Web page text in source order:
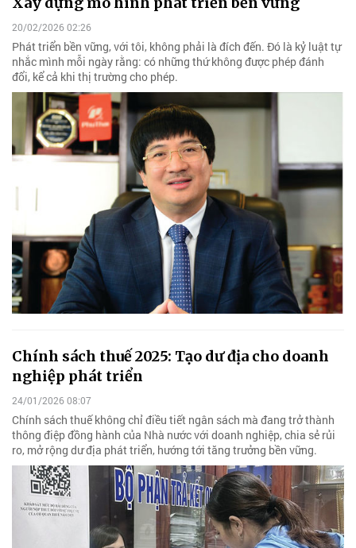
20/02/2026 02:26
Phát triển bền vững, với tôi, không phải là đích đến. Đó là kỷ luật tự
nhắc mình mỗi ngày rằng: có những thứ không được phép đánh
đổi, kể cả khi thị trường cho phép.
Chính sách thuế 2025: Tạo dư địa cho doanh
nghiệp phát triển
24/01/2026 08:07
Chính sách thuế không chỉ điều tiết ngân sách mà đang trở thành
thông điệp đồng hành của Nhà nước với doanh nghiệp, chia sẻ rủi
ro, mở rộng dư địa phát triển, hướng tới tăng trưởng bền vững.